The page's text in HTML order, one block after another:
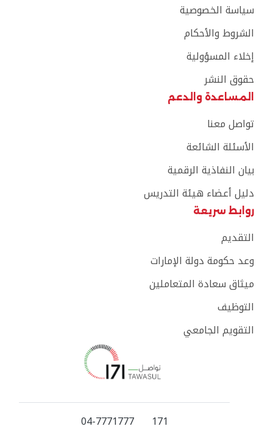
سياسة الخصوصية
الشروط والأحكام
إخلاء المسؤولية
حقوق النشر
المساعدة والدعم
تواصل معنا
الأسئلة الشائعة
بيان النفاذية الرقمية
دليل أعضاء هيئة التدريس
روابط سريعة
التقديم
وعد حكومة دولة الإمارات
ميثاق سعادة المتعاملين
التوظيف
التقويم الجامعي
171
04-7771777